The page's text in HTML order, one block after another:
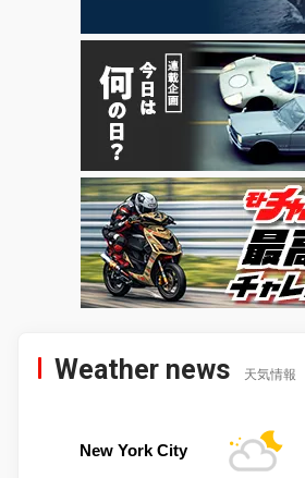
Weather news 天気情報
New York City